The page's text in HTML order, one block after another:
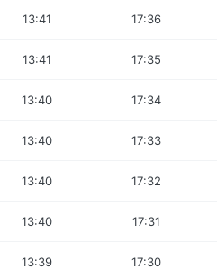
13:41 17:36
13:41 17:35
13:40 17:34
13:40 17:33
13:40 17:32
13:40 17:31
13:39 17:30